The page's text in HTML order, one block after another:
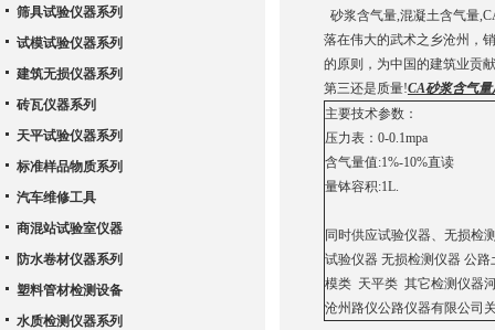
砂浆含气量,混凝土含气量
落在伟大的武术之乡沧州，
的原则，为中国的建筑业贡
第三还是质量!CA砂浆含气
主要技术参数：
压力表：0-0.1mpa
含气量值:1%-10%直读
量钵容积:1L.
同时供应试验仪器、无损检
试验仪器 无损检测仪器 公
模类 天平类 其它检测仪器
沧州路仪公路仪器有限公司
筛具试验仪器系列
试模试验仪器系列
建筑无损仪器系列
砖瓦仪器系列
天平试验仪器系列
标准样品物质系列
汽车维修工具
商混站试验室仪器
防水卷材仪器系列
塑料管材检测设备
水质检测仪器系列